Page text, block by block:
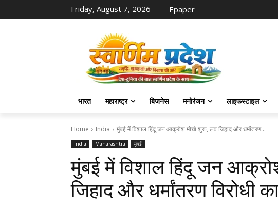
Friday, August 7, 2026 Epaper
भारत महाराष्ट्र बिजनेस मनोरंजन लाइफस्‍टाइल
Home India मुंबई में विशाल हिंदू जन आक्रोश मोर्चा शुरू, लव जिहाद और धर्मांतरण...
India Maharashtra मुंबई
मुंबई में विशाल हिंदू जन
जिहाद और धर्मांतरण विरोधी